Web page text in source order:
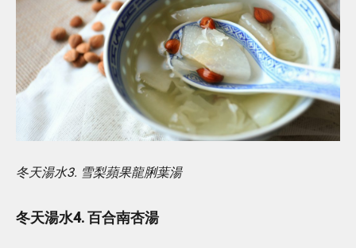
冬天湯水3. 雪梨蘋果龍脷葉湯
冬天湯水4. 百合南杏湯